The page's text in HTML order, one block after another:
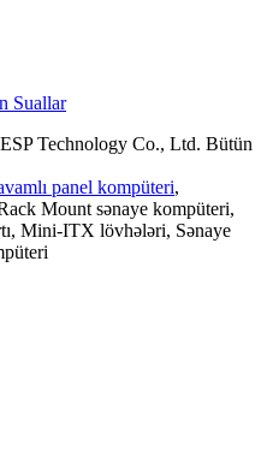
Suallar
Technology Co., Ltd. Bütün
panel kompüteri,
Mount sənaye kompüteri,
, Mini-ITX lövhələri, Sənaye